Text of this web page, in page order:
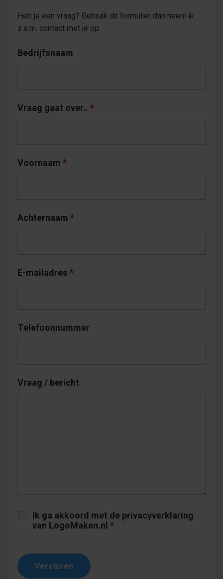
Heb je een vraag? Gebruik dit formulier dan neem ik
z.s.m. contact met je op.
Bedrijfsnaam
Vraag gaat over..*
Voornaam*
Achternaam*
E-mailadres*
Telefoonnummer
Vraag / bericht
Ik ga akkoord met de privacyverklaring
van LogoMaken.nl*